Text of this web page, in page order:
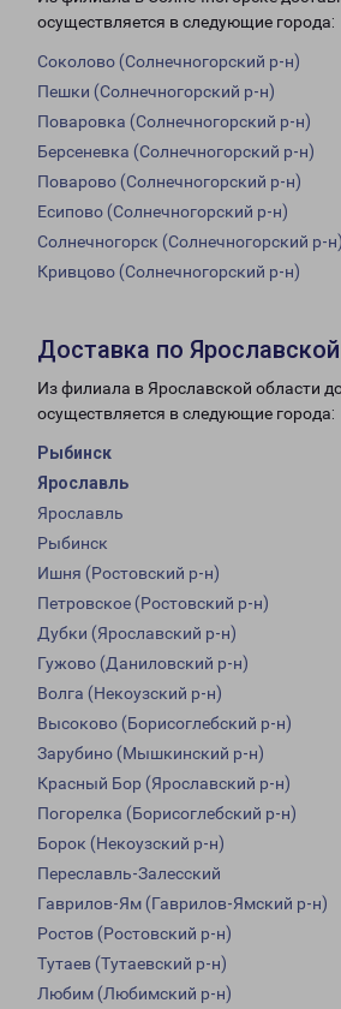
осуществляется в следующие города:
Соколово (Солнечногорский р-н)
Пешки (Солнечногорский р-н)
Поваровка (Солнечногорский р-н)
Берсеневка (Солнечногорский р-н)
Поварово (Солнечногорский р-н)
Есипово (Солнечногорский р-н)
Солнечногорск (Солнечногорский р-н)
Кривцово (Солнечногорский р-н)
Доставка по
Из филиала в Ярославской области
осуществляется в следующие города:
Рыбинск
Ярославль
Ярославль
Рыбинск
Ишня (Ростовский р-н)
Петровское (Ростовский р-н)
Дубки (Ярославский р-н)
Гужово (Даниловский р-н)
Волга (Некоузский р-н)
Высоково (Борисоглебский р-н)
Зарубино (Мышкинский р-н)
Красный Бор (Ярославский р-н)
Погорелка (Борисоглебский р-н)
Борок (Некоузский р-н)
Переславль-Залесский
Гаврилов-Ям (Гаврилов-Ямский р-н)
Ростов (Ростовский р-н)
Тутаев (Тутаевский р-н)
Любим (Любимский р-н)